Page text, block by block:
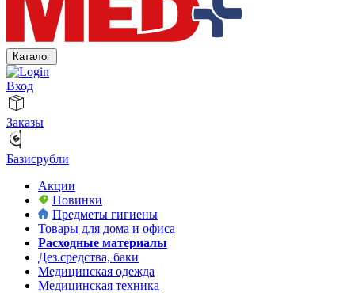
Каталог
Вход
Заказы
Базисрубли
Акции
Новинки
Предметы гигиены
Товары для дома и офиса
Расходные материалы
Дез.средства, баки
Медицинская одежда
Медицинская техника